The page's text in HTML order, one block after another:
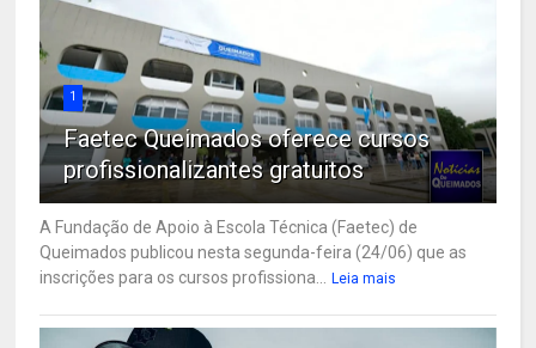
1
Faetec Queimados oferece cursos
profissionalizantes gratuitos
A Fundação de Apoio à Escola Técnica (Faetec) de
Queimados publicou nesta segunda-feira (24/06) que as
inscrições para os cursos profissiona...
Leia mais